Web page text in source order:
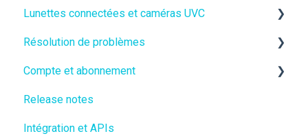
L'IA dans XpertEye
Lunettes connectées et caméras UVC
Lunettes connectées
Caméras UVC
Résolution de problèmes
Accessibilité & Connectivité
Vidéo
Audio
Compte et abonnement
Essai gratuit
Mon compte XpertEye
Release notes
Intégration et APIs